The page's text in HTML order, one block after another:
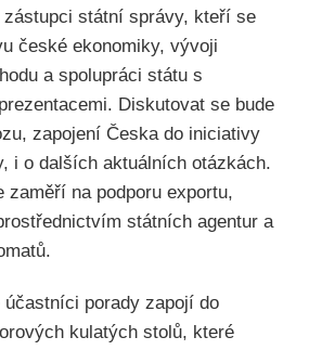
státní správy, kteří se
české ekonomiky, vývoji
a spolupráci státu s
Diskutovat se bude
zapojení Česka do iniciativy
i o dalších aktuálních otázkách.
zaměří na podporu exportu,
státních agentur a
porady zapojí do
kulatých stolů, které